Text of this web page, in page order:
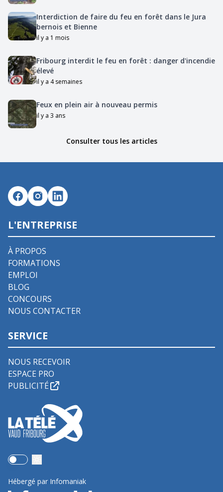
Interdiction de faire du feu en forêt dans le Jura
bernois et Bienne
il y a 1 mois
Fribourg interdit le feu en forêt : danger d'incendie
élevé
il y a 4 semaines
Feux en plein air à nouveau permis
il y a 3 ans
Consulter tous les articles
L'ENTREPRISE
À PROPOS
FORMATIONS
EMPLOI
BLOG
CONCOURS
NOUS CONTACTER
SERVICE
NOUS RECEVOIR
ESPACE PRO
PUBLICITÉ
Use setting
Hébergé par Infomaniak